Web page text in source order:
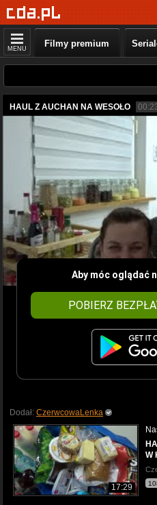
MENU Filmy premium
HAUL Z AUCHAN NA WESOŁO
Aby móc oglądać
POBIERZ
Dodał: CzerwcowaLenka
17:29
W